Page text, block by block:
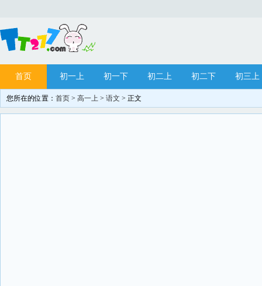
首页 初一上 初一下 初二上 初二下 初三上
网站站务 目录
您所在的位置： 首页 > 高一上 > 语文 > 正文